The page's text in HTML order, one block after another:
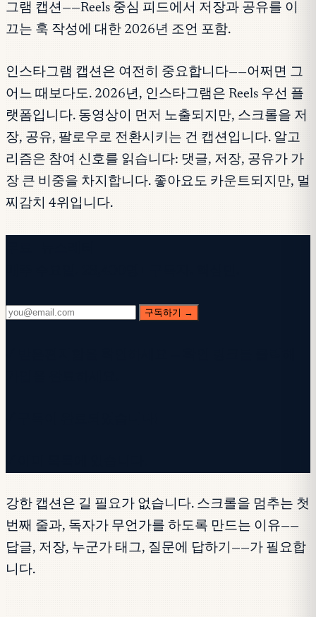
그램 캡션——Reels 중심 피드에서 저장과 공유를 이
끄는 훅 작성에 대한 2026년 조언 포함.
인스타그램 캡션은 여전히 중요합니다——어쩌면 그
어느 때보다도. 2026년, 인스타그램은 Reels 우선 플
랫폼입니다. 동영상이 먼저 노출되지만, 스크롤을 저
장, 공유, 팔로우로 전환시키는 건 캡션입니다. 알고
리즘은 참여 신호를 읽습니다: 댓글, 저장, 공유가 가
장 큰 비중을 차지합니다. 좋아요도 카운트되지만, 멀
찌감치 4위입니다.
구독하기 →
강한 캡션은 길 필요가 없습니다. 스크롤을 멈추는 첫
번째 줄과, 독자가 무언가를 하도록 만드는 이유——
답글, 저장, 누군가 태그, 질문에 답하기——가 필요합
니다.